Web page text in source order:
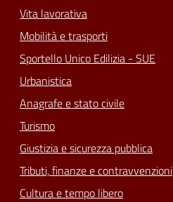
Vita lavorativa
Mobilità e trasporti
Sportello Unico Edilizia - SUE
Urbanistica
Anagrafe e stato civile
Turismo
Giustizia e sicurezza pubblica
Tributi, finanze e contravvenzioni
Cultura e tempo libero